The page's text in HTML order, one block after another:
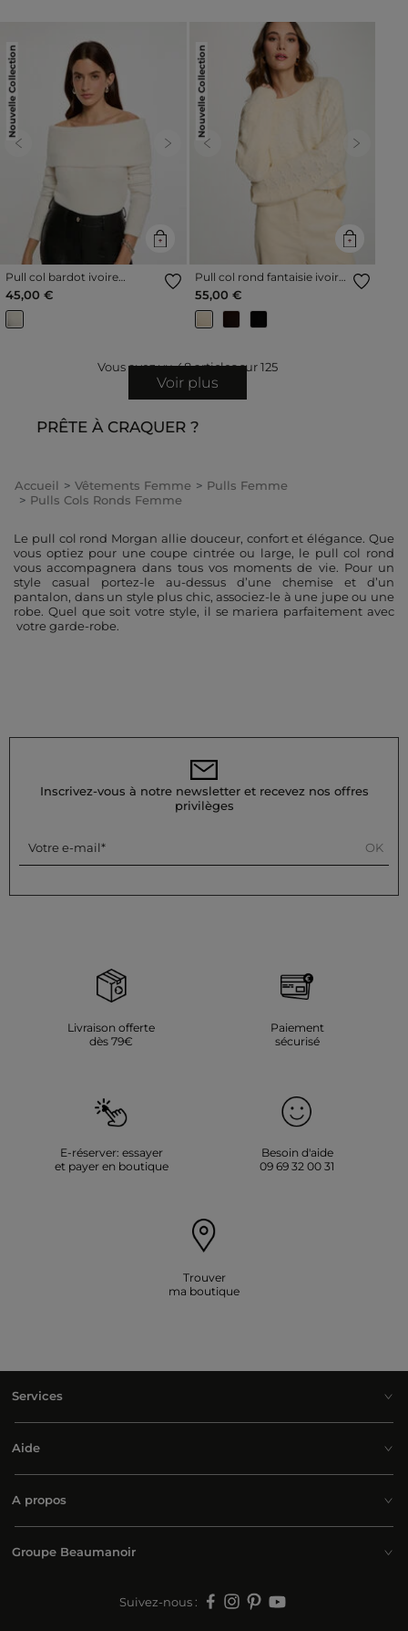
Nouvelle Collection
Previous Next
Pull col bardot ivoire
45,00 €
Nouvelle Collection
Previous Next
Pull col rond fantaisie ivoire
55,00 €
Vous avez vu48articles sur125
Voir plus
PRÊTE À CRAQUER ?
Accueil Vêtements Femme
Pulls Femme
Pulls Cols Ronds Femme
Le pull col rond Morgan allie douceur, confort et élégance. Que
vous optiez pour une coupe cintrée ou large, le pull col rond
vous accompagnera dans tous vos moments de vie. Pour un
style casual portez-le au-dessus d’une chemise et d’un
pantalon, dans un style plus chic, associez-le à une jupe ou une
robe. Quel que soit votre style, il se mariera parfaitement avec
votre garde-robe.
Inscrivez-vous à notre newsletter et recevez nos offres
privilèges
Votre e-mail OK
Livraison offerte
dès 79€
Paiement
sécurisé
E-réserver: essayer
et payer en boutique
Besoin d'aide
09 69 32 00 31
Trouver
ma boutique
Services
Aide
A propos
Groupe Beaumanoir
Suivez-nous :